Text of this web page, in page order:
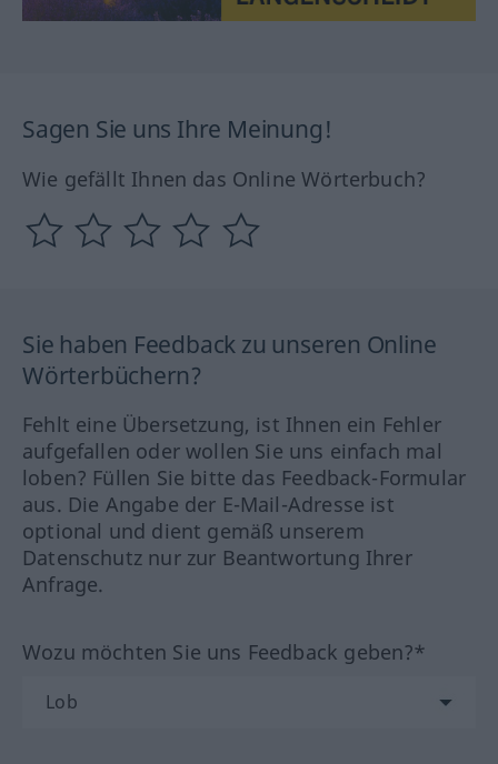
Sagen Sie uns Ihre Meinung!
Wie gefällt Ihnen das Online Wörterbuch?
Sie haben Feedback zu unseren Online
Wörterbüchern?
Fehlt eine Übersetzung, ist Ihnen ein Fehler
aufgefallen oder wollen Sie uns einfach mal
loben? Füllen Sie bitte das Feedback-Formular
aus. Die Angabe der E-Mail-Adresse ist
optional und dient gemäß unserem
Datenschutz nur zur Beantwortung Ihrer
Anfrage.
Wozu möchten Sie uns Feedback geben?*